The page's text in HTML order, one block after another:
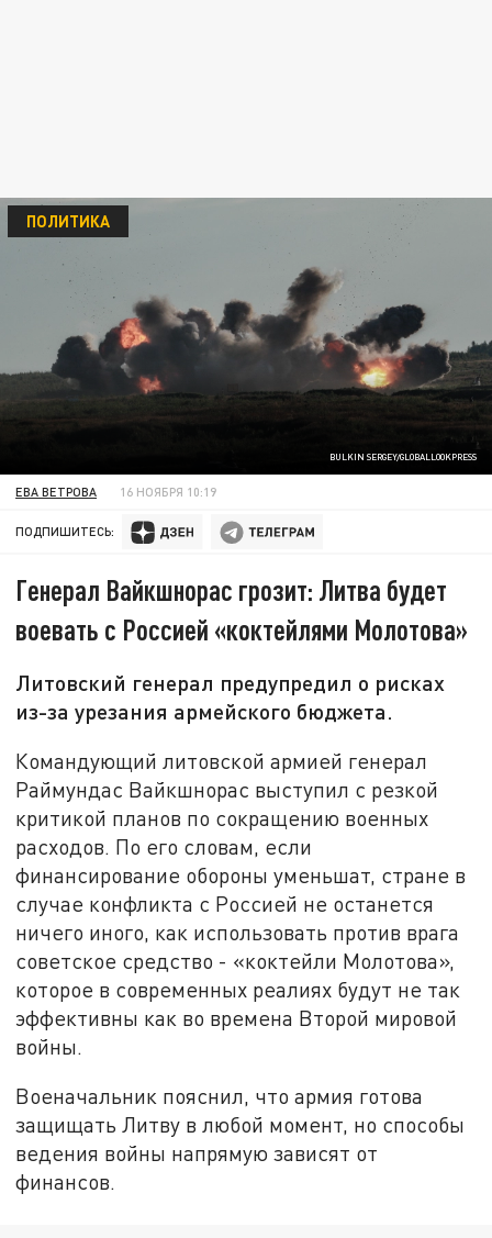
BULKIN SERGEY/GLOBALLOOKPRESS
ПОЛИТИКА
ЕВА ВЕТРОВА 16 НОЯБРЯ 10:19
ПОДПИШИТЕСЬ:
Генерал Вайкшнорас грозит: Литва будет
воевать с Россией «коктейлями Молотова»
Литовский генерал предупредил о рисках
из-за урезания армейского бюджета.
Командующий литовской армией генерал
Раймундас Вайкшнорас выступил с резкой
критикой планов по сокращению военных
расходов. По его словам, если
финансирование обороны уменьшат, стране в
случае конфликта с Россией не останется
ничего иного, как использовать против врага
советское средство - «коктейли Молотова»,
которое в современных реалиях будут не так
эффективны как во времена Второй мировой
войны.
Военачальник пояснил, что армия готова
защищать Литву в любой момент, но способы
ведения войны напрямую зависят от
финансов.